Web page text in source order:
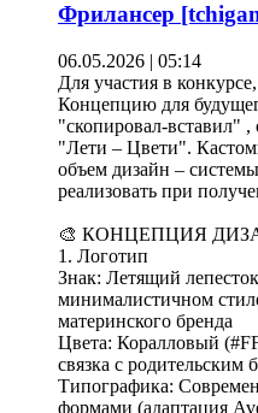
Фрилансер
06.05.2026 | 05:14
Для участия в
Концепцию для
"скопировал-вставил"
"Лети – Цвети".
объем дизайн –
реализовать при
🎨 КОНЦЕПЦИЯ
1. Логотип
Знак: Летящий
минималистичном
материнского бренда
Цвета: Коралловый
связка с родительским
Типографика:
формами (адаптация